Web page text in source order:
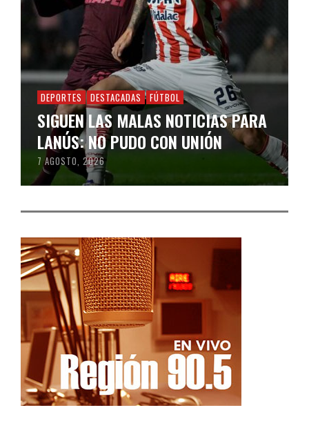
DEPORTES DESTACADAS FÚTBOL
SIGUEN LAS MALAS NOTICIAS PARA
LANÚS: NO PUDO CON UNIÓN
7 AGOSTO, 2026